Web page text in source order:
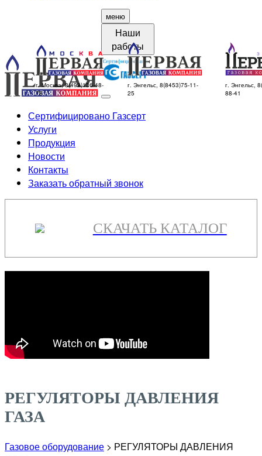
меню
Наши
работы
г. Москва, 8(499)136-48-
78
г. Энгельс, 8(8453)75-11-
25
г. Энгельс,
88-41
Сертифицировано Газсерт
Услуги
Продукция
Новости
Контакты
Заказать обратный звонок
СКАЧАТЬ КАТАЛОГ
РЕГУЛЯТОРЫ ДАВЛЕНИЯ
ГАЗА
Газовое оборудование > РЕГУЛЯТОРЫ ДАВЛЕНИЯ